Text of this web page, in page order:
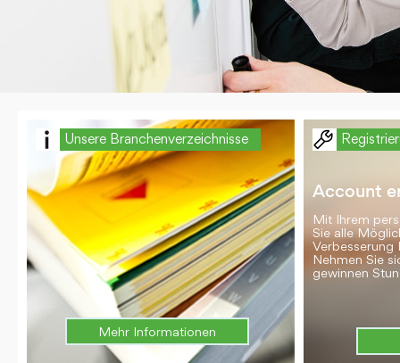
Unsere Branchenverzeichnisse
Mehr Informationen
Account
Mit Ihrem
Sie alle
Verbesserung
Nehmen Sie
gewinnen